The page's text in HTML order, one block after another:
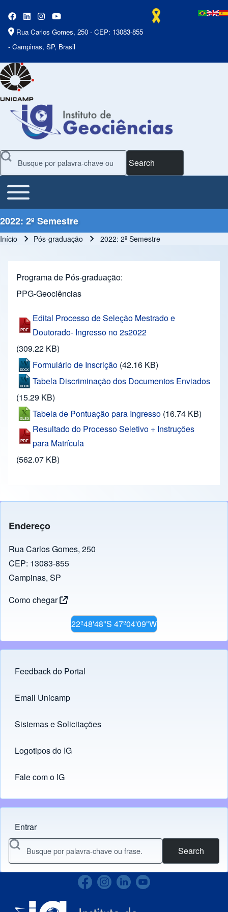
Rua Carlos Gomes, 250 - CEP: 13083-855
- Campinas, SP, Brasil
Search
Main Menu
Toggle main menu
2022: 2º Semestre
Início Pós-graduação 2022: 2º Semestre
Programa de Pós-graduação
PPG-Geociências
Edital Processo de Seleção Mestrado e
Doutorado- Ingresso no 2s2022
(309.22 KB)
Formulário de Inscrição (42.16 KB)
Tabela Discriminação dos Documentos Enviados
(15.29 KB)
Tabela de Pontuação para Ingresso (16.74 KB)
Resultado do Processo Seletivo + Instruções
para Matrícula
(562.07 KB)
Endereço
Rua Carlos Gomes, 250
CEP: 13083-855
Campinas, SP
Como chegar
22º48'48"S 47º04'09"W
Footer menu
Feedback do Portal
Links
Email Unicamp
(opens in new tab)
Sistemas e Solicitações
(opens in new tab)
Logotipos do IG
(opens in new tab)
Fale com o IG
Menu do usuário
Entrar
Search